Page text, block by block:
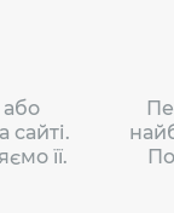
або
сайті.
її.